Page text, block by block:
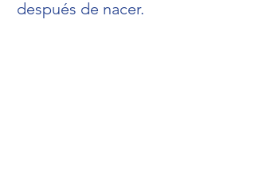
después de nacer.